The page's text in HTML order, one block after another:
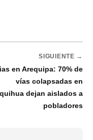
SIGUIENTE →
en Arequipa: 70% de
vías colapsadas en
dejan aislados a
pobladores